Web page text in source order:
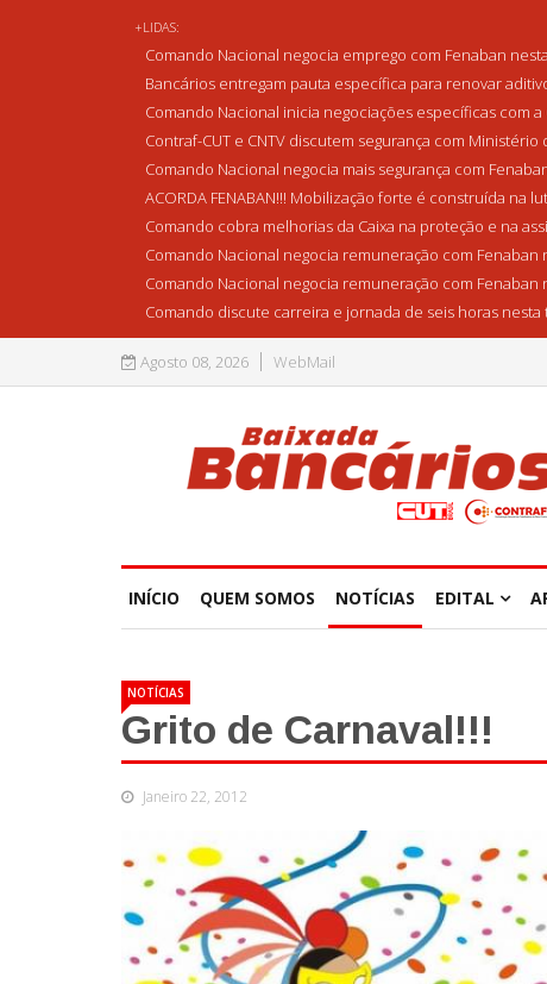
+LIDAS:
Comando Nacional negocia emprego com Fenaban
Bancários entregam pauta específica para renovar
Comando Nacional inicia negociações específicas com a
Contraf-CUT e CNTV discutem segurança com Ministério
Comando Nacional negocia mais segurança com
ACORDA FENABAN!!! Mobilização forte é construída na
Comando cobra melhorias da Caixa na proteção e na
Comando Nacional negocia remuneração com Fenaban
Comando Nacional negocia remuneração com Fenaban
Comando discute carreira e jornada de seis horas nesta
Agosto 08, 2026 WebMail
INÍCIO QUEM SOMOS NOTÍCIAS EDITAL
NOTÍCIAS
Grito de Carnaval!!!
Janeiro 22, 2012